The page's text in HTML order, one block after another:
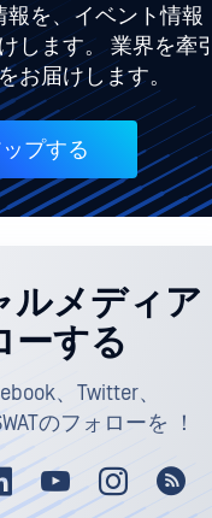
報を、イベント情報
します。 業界を牽引
お届けします。
プする
ルメディア
ーする
、Twitter、
のフォローを ！